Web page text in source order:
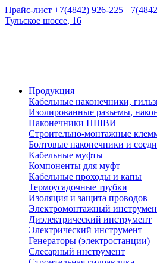
Прайс-лист +7(4842) 926-225
Тульское шоссе, 16
Продукция
Кабельные наконечники,
Изолированные разъемы,
Наконечники НШВИ
Строительно-монтажные
Болтовые наконечники и
Кабельные муфты
Компоненты для муфт
Кабельные проходы и капы
Термоусадочные трубки
Изоляция и защита проводов
Электромонтажный
Диэлектрический инструмент
Электрический инструмент
Генераторы (электростанции)
Слесарный инструмент